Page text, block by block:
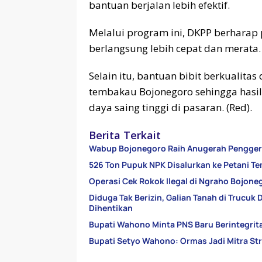
bantuan berjalan lebih efektif.
Melalui program ini, DKPP
berlangsung lebih cepat dan merata.
Selain itu, bantuan bibit
tembakau Bojonegoro sehingga
daya saing tinggi di pasaran. (Red).
Berita Terkait
Wabup Bojonegoro Raih Anugerah
526 Ton Pupuk NPK Disalurkan ke Petani
Operasi Cek Rokok Ilegal di Ngraho
Diduga Tak Berizin, Galian Tanah di
Dihentikan
Bupati Wahono Minta PNS Baru
Bupati Setyo Wahono: Ormas Jadi Mitra